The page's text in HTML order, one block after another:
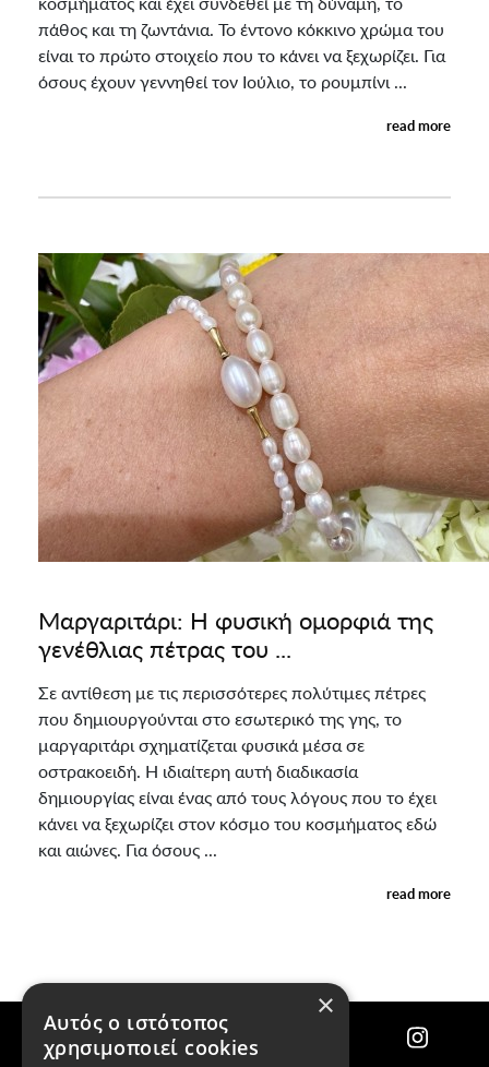
πάθος και τη ζωντάνια. Το έντονο κόκκινο χρώμα του
είναι το πρώτο στοιχείο που το κάνει να ξεχωρίζει. Για
όσους έχουν γεννηθεί τον Ιούλιο, το ρουμπίνι ...
read more
Μαργαριτάρι: H φυσική ομορφιά της
γενέθλιας πέτρας του ...
Σε αντίθεση με τις περισσότερες πολύτιμες πέτρες
που δημιουργούνται στο εσωτερικό της γης, το
μαργαριτάρι σχηματίζεται φυσικά μέσα σε
οστρακοειδή. Η ιδιαίτερη αυτή διαδικασία
δημιουργίας είναι ένας από τους λόγους που το έχει
κάνει να ξεχωρίζει στον κόσμο του κοσμήματος εδώ
και αιώνες. Για όσους ...
read more
×
Αυτός ο ιστότοπος
χρησιμοποιεί cookies